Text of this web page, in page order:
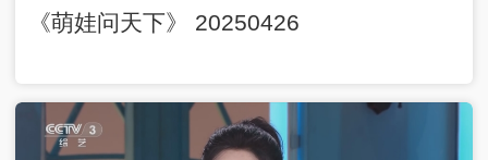
《萌娃问天下》 20250426